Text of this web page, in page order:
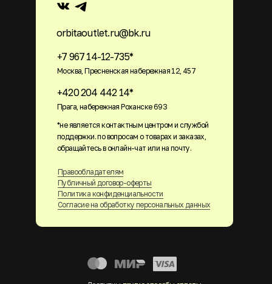
+7 967 14-12-735*
Москва, Пресненская набережная 12, 457
+420 204 442 14*
Прага, набережная Роханске 693
orbitaoutlet.ru@bk.ru
Правообладателям
Публичный договор-оферты
Политика конфиденциальности
Согласие на обработку персональных данных
*не является контактным центром и службой
поддержки. по вопросам о товарах и заказах,
обращайтесь в онлайн-чат или на почту.